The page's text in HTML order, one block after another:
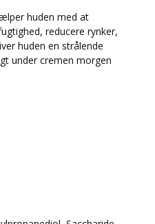
huden med at
reducere rynker,
huden en strålende
under cremen morgen